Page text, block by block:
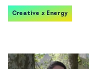
Creative x Energy